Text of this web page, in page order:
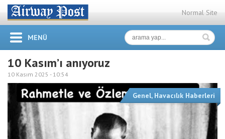
Normal Site
MENÜ
10 Kasım’ı anıyoruz
10 Kasım 2025 - 10:54
Genel, Havacılık Haberleri